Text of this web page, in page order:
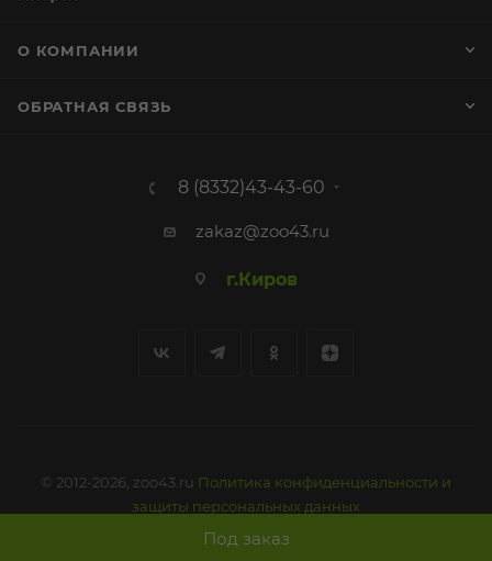
Под заказ
О КОМПАНИИ
ОБРАТНАЯ СВЯЗЬ
8 (8332)43-43-60
zakaz@zoo43.ru
г.Киров
© 2012-2026, zoo43.ru Политика конфиденциальности и
защиты персональных данных